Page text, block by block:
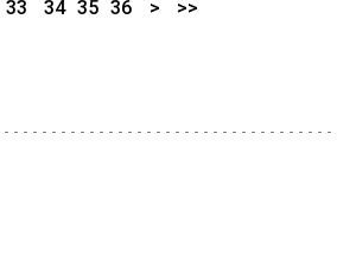
33 34 35 36 > >>